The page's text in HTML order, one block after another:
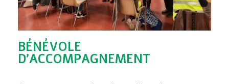
BÉNÉVOLE
D'ACCOMPAGNEMENT